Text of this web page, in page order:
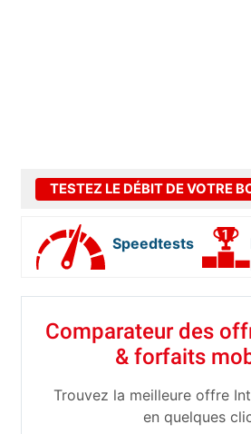
TESTEZ LE DÉBIT DE VOTRE
Speedtests
Comparateur des
& forfaits
Trouvez la meilleure offre
en quelques